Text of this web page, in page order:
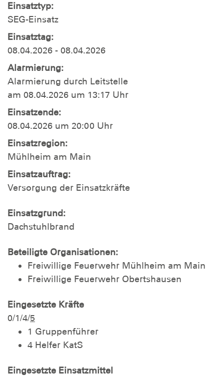
Einsatztyp:
SEG-Einsatz
Einsatztag:
08.04.2026 - 08.04.2026
Alarmierung:
Alarmierung durch Leitstelle
am 08.04.2026 um 13:17 Uhr
Einsatzende:
08.04.2026 um 20:00 Uhr
Einsatzregion:
Mühlheim am Main
Einsatzauftrag:
Versorgung der Einsatzkräfte
Einsatzgrund:
Dachstuhlbrand
Beteiligte Organisationen:
Freiwillige Feuerwehr Mühlheim am Main
Freiwillige Feuerwehr Obertshausen
Eingesetzte Kräfte
0/1/4/5
1 Gruppenführer
4 Helfer KatS
Eingesetzte Einsatzmittel